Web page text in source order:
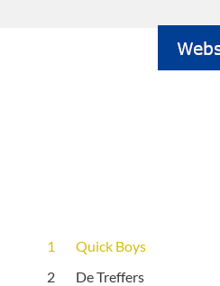
1 Quick Boys
2
De Treffers